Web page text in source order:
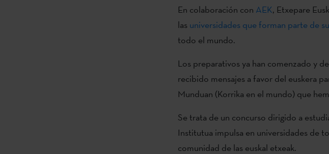
En colaboración con AEK, Etxepare
las universidades que forman parte de
todo el mundo.
Los preparativos ya han comenzado y
recibido mensajes a favor del euskera
Munduan (Korrika en el mundo) que
Se trata de un concurso dirigido a
Institutua impulsa en universidades de
comunidad de las euskal etxeak.